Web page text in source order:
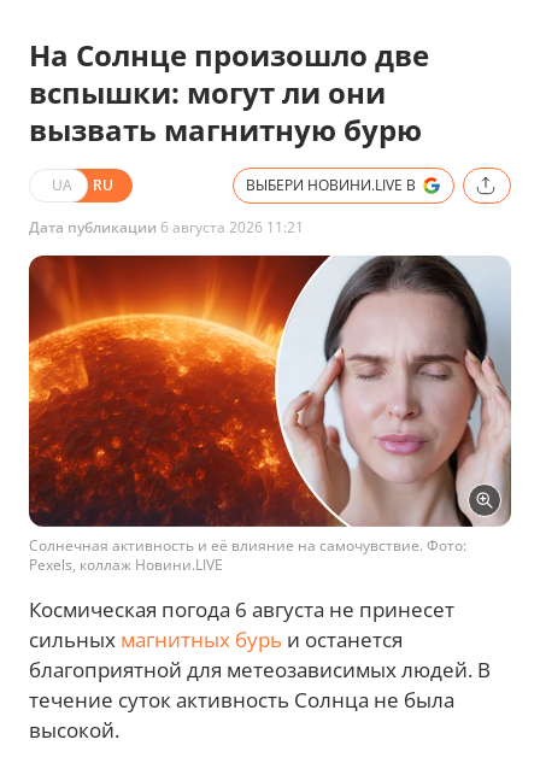
На Солнце произошло две
вспышки: могут ли они
вызвать магнитную бурю
UA RU ВЫБЕРИ НОВИНИ.LIVE В
Дата публикации 6 августа 2026 11:21
Солнечная активность и её влияние на самочувствие. Фото:
Pexels, коллаж Новини.LIVE
Космическая погода 6 августа не принесет
сильных магнитных бурь и останется
благоприятной для метеозависимых людей. В
течение суток активность Солнца не была
высокой.